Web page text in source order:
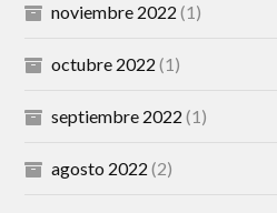
noviembre 2022 (1)
octubre 2022 (1)
septiembre 2022 (1)
agosto 2022 (2)